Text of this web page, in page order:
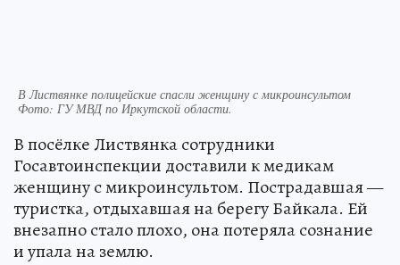
В Листвянке полицейские спасли женщину с микроинсультом
Фото: ГУ МВД по Иркутской области.
В посёлке Листвянка сотрудники
Госавтоинспекции доставили к медикам
женщину с микроинсультом. Пострадавшая —
туристка, отдыхавшая на берегу Байкала. Ей
внезапно стало плохо, она потеряла сознание
и упала на землю.